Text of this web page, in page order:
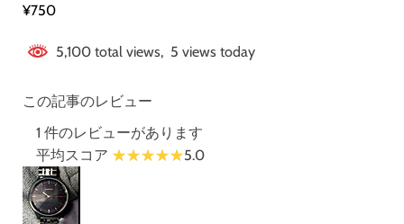
¥750
5,100 total views, 5 views today
この記事のレビュー
1 件のレビューがあります
平均スコア
5.0